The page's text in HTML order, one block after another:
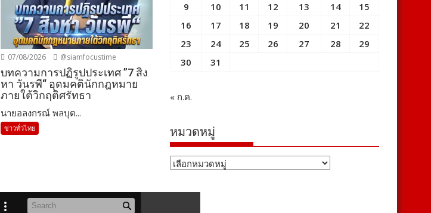
07/08/2026 @siamfocustime
บทความการปฏิรูปประเทศ ”7 สิง
หา วันรพี“ อุดมคตินักกฎหมาย
ภายใต้วิกฤติศรัทธา
นายอลงกรณ์ พลบุต...
ข่าวทั่วไทย
9
10 11 12 13 14
15
16
17 18 19 20 21
22
23
24 25 26 27 28
29
30
31
« ก.ค.
หมวดหมู่
หมวด